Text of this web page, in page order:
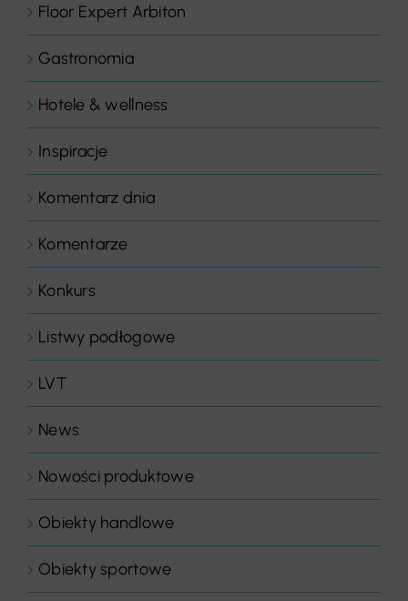
Floor Expert Arbiton
Gastronomia
Hotele & wellness
Inspiracje
Komentarz dnia
Komentarze
Konkurs
Listwy podłogowe
LVT
News
Nowości produktowe
Obiekty handlowe
Obiekty sportowe